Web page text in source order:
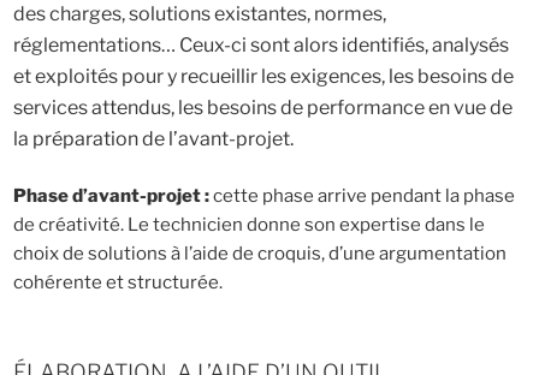
des charges, solutions existantes, normes,
réglementations… Ceux-ci sont alors identifiés, analysés
et exploités pour y recueillir les exigences, les besoins de
services attendus, les besoins de performance en vue de
la préparation de l’avant-projet.
Phase d’avant-projet :cette phase arrive pendant la phase
de créativité. Le technicien donne son expertise dans le
choix de solutions à l’aide de croquis, d’une argumentation
cohérente et structurée.